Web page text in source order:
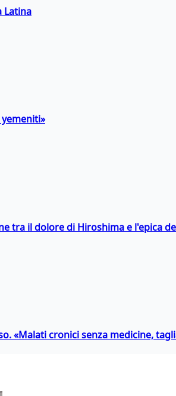
Latina
yemeniti»
tra il dolore di Hiroshima e l'epica
«Malati cronici senza medicine,